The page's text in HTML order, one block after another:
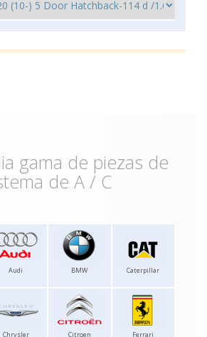
gama de piezas de
de A / C
Audi BMW Caterpillar
Chrysler Citroen Ferrari